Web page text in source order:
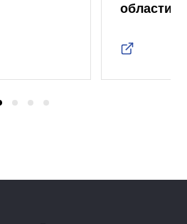
области